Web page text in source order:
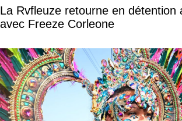
La Rvfleuze retourne en détention
avec Freeze Corleone